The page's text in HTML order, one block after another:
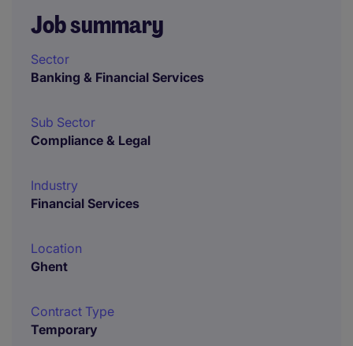
Job summary
Sector
Banking & Financial Services
Sub Sector
Compliance & Legal
Industry
Financial Services
Location
Ghent
Contract Type
Temporary